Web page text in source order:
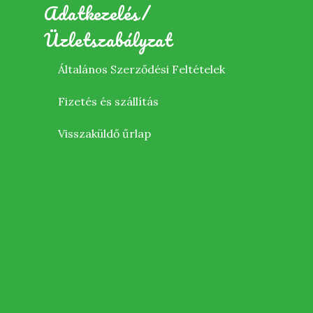
Adatkezelés/
Üzletszabályzat
Általános Szerződési Feltételek
Fizetés és szállítás
Visszaküldő űrlap